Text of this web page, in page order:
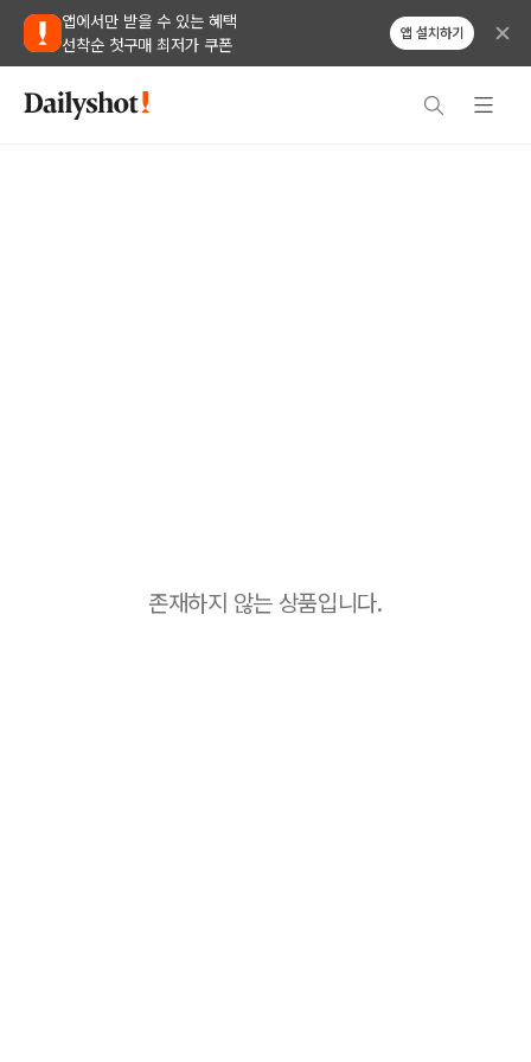
앱에서만 받을 수 있는 혜택
선착순 첫구매 최저가 쿠폰
앱 설치하기
존재하지 않는 상품입니다.